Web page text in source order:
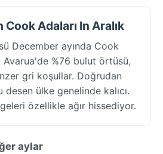
Adaları In Aralık
December ayında Cook
Avarua'de %76 bulut örtüsü,
gri koşullar. Doğrudan
ülke genelinde kalıcı.
özellikle ağır hissediyor.
aylar